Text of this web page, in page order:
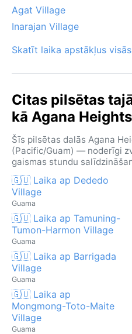
Agat Village
Inarajan Village
Skatīt laika apstākļus
Citas pilsētas
kā Agana
Šīs pilsētas dalās Agana
(Pacific/Guam) — noderīgi
gaismas stundu
🇬🇺 Laika ap Dededo
Village
Guama
🇬🇺 Laika ap Tamuning-
Tumon-Harmon Village
Guama
🇬🇺 Laika ap Barrigada
Village
Guama
🇬🇺 Laika ap
Mongmong-Toto-Maite
Village
Guama